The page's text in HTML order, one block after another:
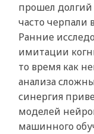
прошел
часто черпали
Ранние
имитации
то время как
анализа
синергия
моделей
машинного